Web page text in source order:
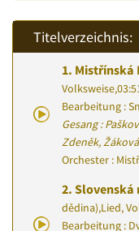
Titelverzeichnis:
1. Mistřínská
Volksweise,
Bearbeitung :
Gesang :
Zdeněk,
Orchester :
2. Slovenská
dědina),Lied,
Bearbeitung :